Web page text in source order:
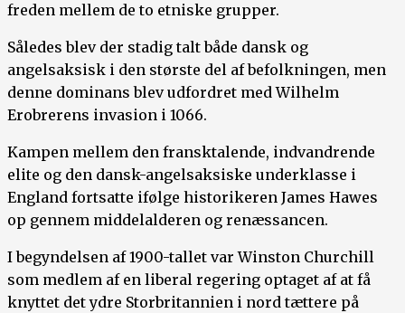
freden mellem de to etniske grupper.
Således blev der stadig talt både dansk og
angelsaksisk i den største del af befolkningen, men
denne dominans blev udfordret med Wilhelm
Erobrerens invasion i 1066.
Kampen mellem den fransktalende, indvandrende
elite og den dansk-angelsaksiske underklasse i
England fortsatte ifølge historikeren James Hawes
op gennem middelalderen og renæssancen.
I begyndelsen af 1900-tallet var Winston Churchill
som medlem af en liberal regering optaget af at få
knyttet det ydre Storbritannien i nord tættere på